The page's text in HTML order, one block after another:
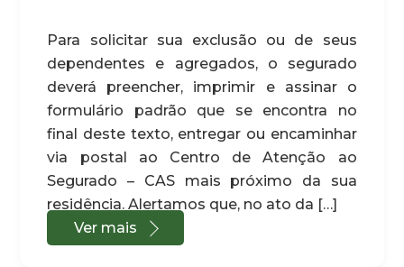
Para solicitar sua exclusão ou de seus
dependentes e agregados, o segurado
deverá preencher, imprimir e assinar o
formulário padrão que se encontra no
final deste texto, entregar ou encaminhar
via postal ao Centro de Atenção ao
Segurado – CAS mais próximo da sua
residência. Alertamos que, no ato da […]
Ver mais